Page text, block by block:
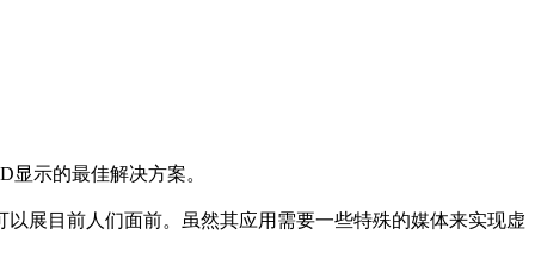
示的最佳解决方案。
展目前人们面前。虽然其应用需要一些特殊的媒体来实现虚